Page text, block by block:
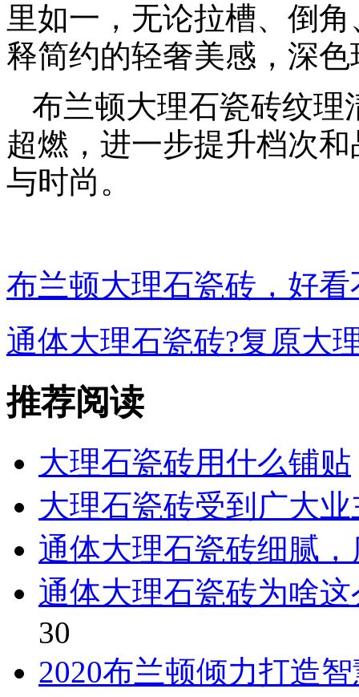
里如一，无论拉槽、倒
释简约的轻奢美感，深
布兰顿大理石瓷砖纹理
超燃，进一步提升档次
与时尚。
布兰顿大理石瓷砖，好看
通体大理石瓷砖?复原大
推荐阅读
大理石瓷砖用什么铺贴
大理石瓷砖受到广大
通体大理石瓷砖细腻
通体大理石瓷砖为啥
30
2020布兰顿倾力打造